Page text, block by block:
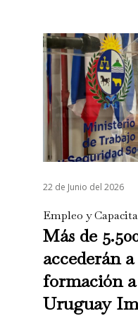
22 de Junio del 2026
Empleo y
Más de
accederán
formación
Uruguay